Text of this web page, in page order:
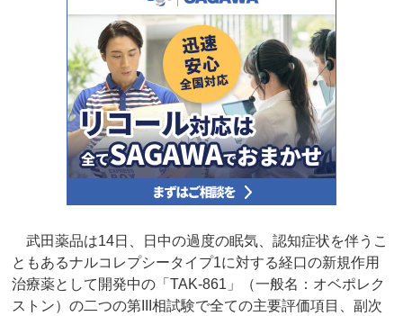
武田薬品は14日、日中の過度の眠気、認知症状を伴うこ
ともあるナルコレプシータイプ1に対する経口の新規作用
治療薬として開発中の「TAK-861」（一般名：オベポレク
ストン）の二つの第III相試験で全ての主要評価項目、副次